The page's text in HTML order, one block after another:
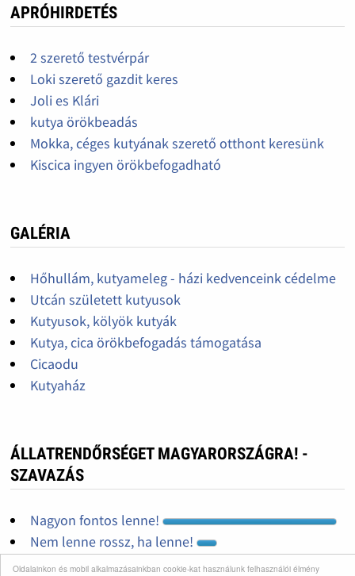
Oldalainkon és mobil alkalmazásainkban cookie-kat használunk felhasználói élmény
APRÓHIRDETÉS
2 szerető testvérpár
Loki szerető gazdit keres
Joli es Klári
kutya örökbeadás
Mokka, céges kutyának szerető otthont keresünk
Kiscica ingyen örökbefogadható
GALÉRIA
Hőhullám, kutyameleg - házi kedvenceink cédelme
Utcán született kutyusok
Kutyusok, kölyök kutyák
Kutya, cica örökbefogadás támogatása
Cicaodu
Kutyaház
ÁLLATRENDŐRSÉGET MAGYARORSZÁGRA! -
SZAVAZÁS
Nagyon fontos lenne!
Nem lenne rossz, ha lenne!
Nincs állatkínzás...